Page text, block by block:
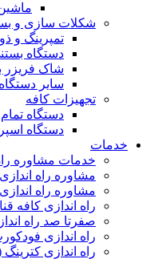
شکلات سازی و
تمپرینگ و
دستگاه
شاک فریزر
سایر
تجهیزات کافه
دستگاه
دستگاە
خدمات
خدمات مشاوره
مشاوره راه
مشاوره راه
راه اندازی کافه
صفرتا صد راه
راه اندازی
راه اندازی